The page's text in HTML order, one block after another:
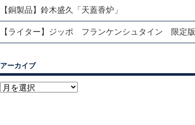
【銅製品】鈴木盛久「天蓋香炉」
【ライター】ジッポ フランケンシュタイン 限定版
アーカイブ